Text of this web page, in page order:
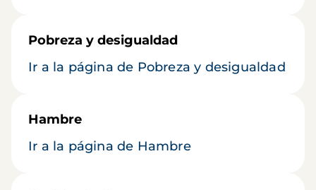
Pobreza y desigualdad
Ir a la página de Pobreza y desigualdad
Hambre
Ir a la página de Hambre